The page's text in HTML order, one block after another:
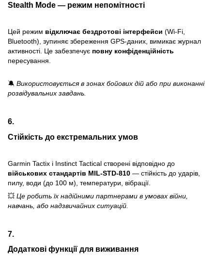
Stealth Mode — режим непомітності
Цей режим відключає бездротові інтерфейси (Wi-Fi,
Bluetooth), зупиняє збереження GPS-даних, вимикає журнал
активності. Це забезпечує повну конфіденційність
пересування.
🔕 Використовується в зонах бойових дій або при виконанні
розвідувальних завдань.
6.
Стійкість до екстремальних умов
Garmin Tactix і Instinct Tactical створені відповідно до
військових стандартів MIL-STD-810 — стійкість до ударів,
пилу, води (до 100 м), температури, вібрації.
💥 Це робить їх надійними партнерами в умовах війни,
навчань, або надзвичайних ситуацій.
7.
Додаткові функції для виживання